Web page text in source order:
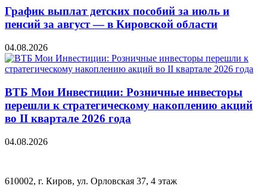
График выплат детских пособий за июль и
пенсий за август — в Кировской области
04.08.2026
ВТБ Мои Инвестиции: Розничные инвесторы
перешли к стратегическому накоплению акций
во II квартале 2026 года
04.08.2026
610002, г. Киров, ул. Орловская 37, 4 этаж